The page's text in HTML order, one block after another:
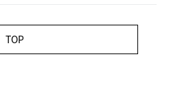
TOP